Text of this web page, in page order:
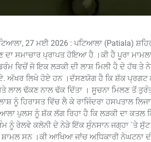
27 ਮਈ 2026 : ਪਟਿਆਲਾ (Patiala)
ਸਮਾਚਾਰ ਪ੍ਰਾਪਤ ਹੋਇਆ ਹੈ ।ਕੀ ਹੈ ਪੂਰਾ
ਵਿਚੋਂ ਜੋ ਇਕ ਲੜਕੀ ਦੀ ਲਾਸ਼ ਮਿਲੀ ਹੈ ਦੇ ਹੱਥ ਤੇ
ਲਿਖੇ ਹੋਏ ਹਨ ।ਦੱਸਣਯੋਗ ਹੈ ਕਿ ਸ਼ੱਕ ਪ੍ਰਗਟ
ਢੱਕਣ ਨਾਲ ਢੱਕ ਦਿੱਤਾ । ਸੂਚਨਾ ਮਿਲਣ ਤੋਂ
ਨੂੰ ਹਿਰਾਸਤ ਵਿੱਚ ਲੈ ਕੇ ਰਾਜਿੰਦਰਾ ਹਸਪਤਾਲ
ਪੁਲਸ ਨੂੰ ਸ਼ੱਕ ਲੱਗ ਰਿਹਾ ਹੈ ਕਿ ਲੜਕੀ ਦਾ ਕਤਲ
ਨੂੰ ਰੇਲਵੇ ਕਲੋਨੀ ਦੇ ਨੇੜੇ ਇੱਕ ਸੁੰਨਸਾਨ ਜਗ੍ਹਾ `ਤੇ
ਸਨ ।ਕੀ ਆਖਿਆ ਜਾਂਚ ਅਧਿਕਾਰੀ ਨੇਘਟਨਾ